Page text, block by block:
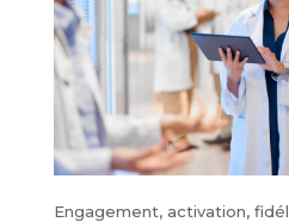
Engagement, activation,